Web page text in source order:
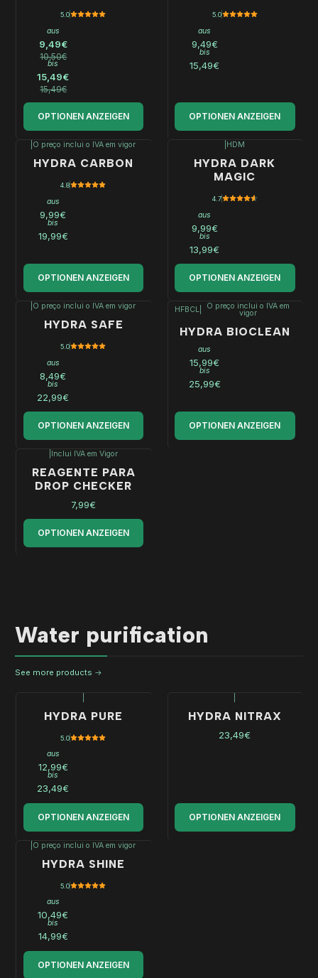
5.0
aus
9,49€
10,50€
bis
15,49€
15,49€
OPTIONEN ANZEIGEN
5.0
aus
9,49€
bis
15,49€
OPTIONEN ANZEIGEN
O preço inclui o IVA em vigor
HYDRA CARBON
4.8
aus
9,99€
bis
19,99€
OPTIONEN ANZEIGEN
HDM
HYDRA DARK
MAGIC
4.7
aus
9,99€
bis
13,99€
OPTIONEN ANZEIGEN
O preço inclui o IVA em vigor
HYDRA SAFE
5.0
aus
8,49€
bis
22,99€
OPTIONEN ANZEIGEN
HFBCL O preço inclui o IVA em
vigor
HYDRA BIOCLEAN
aus
15,99€
bis
25,99€
OPTIONEN ANZEIGEN
Inclui IVA em Vigor
REAGENTE PARA
DROP CHECKER
7,99€
OPTIONEN ANZEIGEN
Water purification
See more products
HYDRA PURE
5.0
aus
12,99€
bis
23,49€
OPTIONEN ANZEIGEN
HYDRA NITRAX
23,49€
OPTIONEN ANZEIGEN
O preço inclui o IVA em vigor
HYDRA SHINE
5.0
aus
10,49€
bis
14,99€
OPTIONEN ANZEIGEN